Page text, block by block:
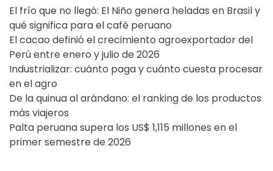
El frío que no llegó: El Niño genera heladas en Brasil y
qué significa para el café peruano
El cacao definió el crecimiento agroexportador del
Perú entre enero y julio de 2026
Industrializar: cuánto paga y cuánto cuesta procesar
en el agro
De la quinua al arándano: el ranking de los productos
más viajeros
Palta peruana supera los US$ 1,115 millones en el
primer semestre de 2026